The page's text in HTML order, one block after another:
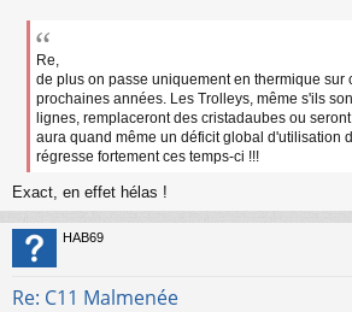
e
Re,
de plus on passe uniquement en thermique sur
prochaines années. Les Trolleys, même s'ils
lignes, remplaceront des cristadaubes ou
aura quand même un déficit global d'utilisation
régresse fortement ces temps-ci !!!
Exact, en effet hélas !
HAB69
Re: C11 Malmenée